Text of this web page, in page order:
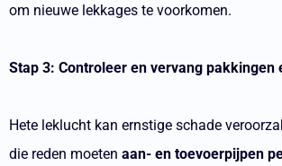
om nieuwe lekkages te voorkomen.
Stap 3: Controleer en vervang pakkingen
Hete leklucht kan ernstige schade
die reden moeten aan- en toevoerpijpen